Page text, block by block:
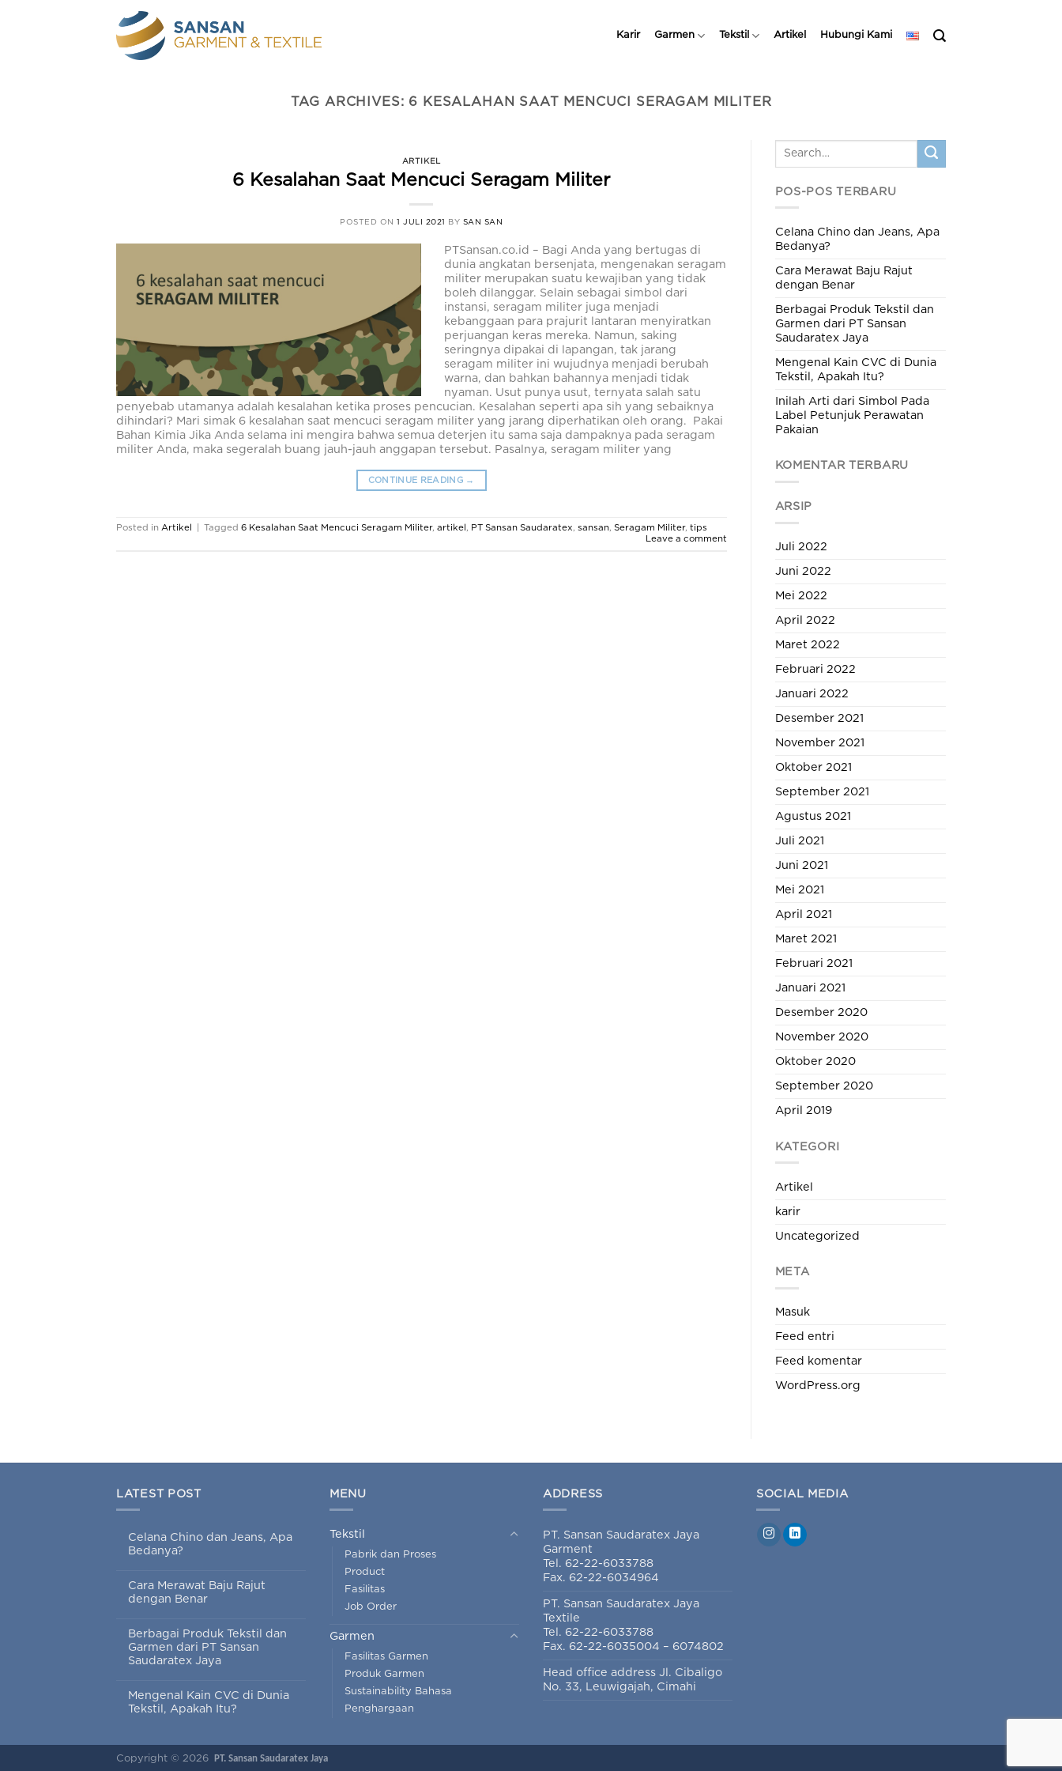
Karir Garmen Tekstil Artikel Hubungi Kami
TAG ARCHIVES: 6 KESALAHAN SAAT MENCUCI SERAGAM MILITER
ARTIKEL
6 Kesalahan Saat Mencuci Seragam Militer
POSTED ON1 JULI 2021 BY SAN SAN
PTSansan.co.id – Bagi Anda yang bertugas di
dunia angkatan bersenjata, mengenakan seragam
militer merupakan suatu kewajiban yang tidak
boleh dilanggar. Selain sebagai simbol dari
instansi, seragam militer juga menjadi
kebanggaan para prajurit lantaran menyiratkan
perjuangan keras mereka. Namun, saking
seringnya dipakai di lapangan, tak jarang
seragam militer ini wujudnya menjadi berubah
warna, dan bahkan bahannya menjadi tidak
nyaman. Usut punya usut, ternyata salah satu
penyebab utamanya adalah kesalahan ketika proses pencucian. Kesalahan seperti apa sih yang sebaiknya
dihindari? Mari simak 6 kesalahan saat mencuci seragam militer yang jarang diperhatikan oleh orang. Pakai
Bahan Kimia Jika Anda selama ini mengira bahwa semua deterjen itu sama saja dampaknya pada seragam
militer Anda, maka segeralah buang jauh-jauh anggapan tersebut. Pasalnya, seragam militer yang
CONTINUE READING →
Posted in Artikel Tagged 6 Kesalahan Saat Mencuci Seragam Militer, artikel , PT Sansan Saudaratex, sansan, Seragam Militer, tips
Leave a comment
POS-POS TERBARU
Celana Chino dan Jeans, Apa
Bedanya?
Cara Merawat Baju Rajut
dengan Benar
Berbagai Produk Tekstil dan
Garmen dari PT Sansan
Saudaratex Jaya
Mengenal Kain CVC di Dunia
Tekstil, Apakah Itu?
Inilah Arti dari Simbol Pada
Label Petunjuk Perawatan
Pakaian
KOMENTAR TERBARU
ARSIP
Juli 2022
Juni 2022
Mei 2022
April 2022
Maret 2022
Februari 2022
Januari 2022
Desember 2021
November 2021
Oktober 2021
September 2021
Agustus 2021
Juli 2021
Juni 2021
Mei 2021
April 2021
Maret 2021
Februari 2021
Januari 2021
Desember 2020
November 2020
Oktober 2020
September 2020
April 2019
KATEGORI
Artikel
karir
Uncategorized
META
Masuk
Feed entri
Feed komentar
WordPress.org
LATEST POST
Celana Chino dan Jeans, Apa
Bedanya?
Cara Merawat Baju Rajut
dengan Benar
Berbagai Produk Tekstil dan
Garmen dari PT Sansan
Saudaratex Jaya
Mengenal Kain CVC di Dunia
Tekstil, Apakah Itu?
MENU
Tekstil
Pabrik dan Proses
Product
Fasilitas
Job Order
Garmen
Fasilitas Garmen
Produk Garmen
Sustainability Bahasa
Penghargaan
ADDRESS
PT. Sansan Saudaratex Jaya
Garment
Tel. 62-22-6033788
Fax. 62-22-6034964
PT. Sansan Saudaratex Jaya
Textile
Tel. 62-22-6033788
Fax. 62-22-6035004 – 6074802
Head office address Jl. Cibaligo
No. 33, Leuwigajah, Cimahi
SOCIAL MEDIA
Copyright © 2026 PT. Sansan Saudaratex Jaya